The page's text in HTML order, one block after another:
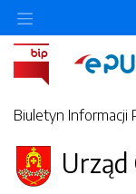
Biuletyn Informacji